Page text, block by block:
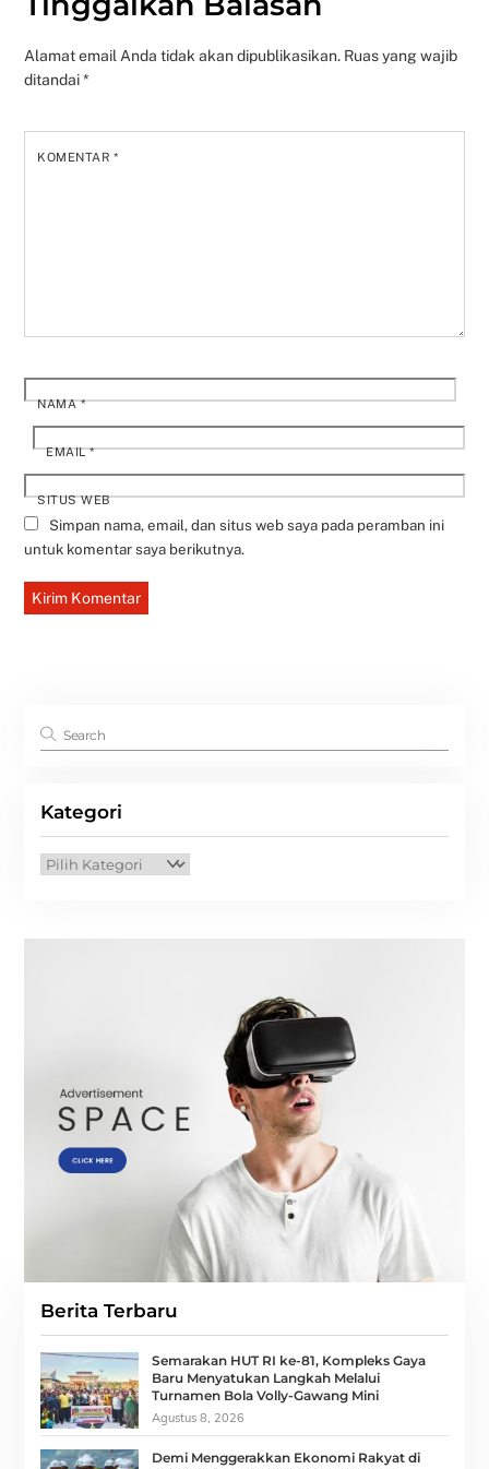
Alamat email Anda tidak akan dipublikasikan. Ruas yang wajib
ditandai*
KOMENTAR*
NAMA*
EMAIL*
SITUS WEB
Simpan nama, email, dan situs web saya pada peramban ini
untuk komentar saya berikutnya.
Kategori
Kategori
Berita Terbaru
Semarakan HUT RI ke-81, Kompleks Gaya
Baru Menyatukan Langkah Melalui
Turnamen Bola Volly-Gawang Mini
Agustus 8, 2026
Demi Menggerakkan Ekonomi Rakyat di